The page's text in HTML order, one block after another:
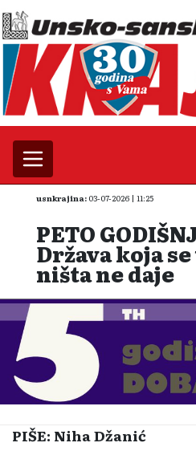
usnkrajina: 03-07-2026 | 11:25
PETO
Država koja
ništa ne daje
PIŠE: Niha Džanić